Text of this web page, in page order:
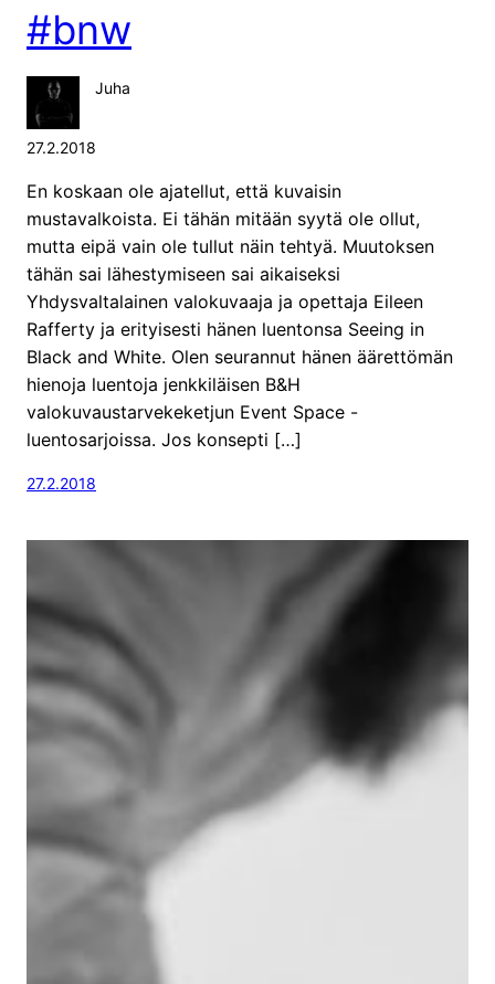
#bnw
Juha
27.2.2018
En koskaan ole ajatellut, että kuvaisin
mustavalkoista. Ei tähän mitään syytä ole ollut,
mutta eipä vain ole tullut näin tehtyä. Muutoksen
tähän sai lähestymiseen sai aikaiseksi
Yhdysvaltalainen valokuvaaja ja opettaja Eileen
Rafferty ja erityisesti hänen luentonsa Seeing in
Black and White. Olen seurannut hänen äärettömän
hienoja luentoja jenkkiläisen B&H
valokuvaustarvekeketjun Event Space -
luentosarjoissa. Jos konsepti […]
27.2.2018